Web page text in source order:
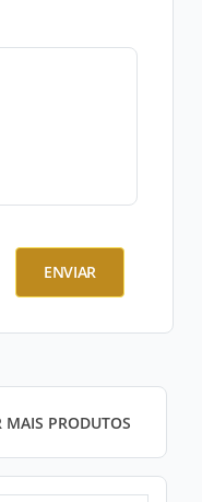
ENVIAR
MAIS PRODUTOS